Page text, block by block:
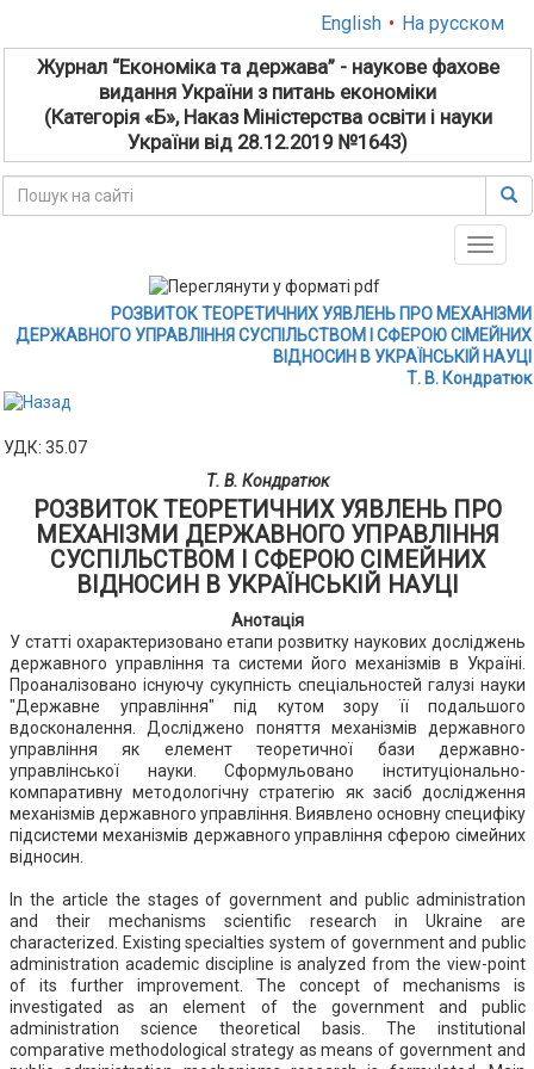
English • На русском
Журнал “Економіка та держава” - наукове фахове
видання України з питань економіки
(Категорія «Б», Наказ Міністерства освіти і науки
України від 28.12.2019 №1643)
Toggle
РОЗВИТОК ТЕОРЕТИЧНИХ УЯВЛЕНЬ ПРО МЕХАНІЗМИ
ДЕРЖАВНОГО УПРАВЛІННЯ СУСПІЛЬСТВОМ І СФЕРОЮ СІМЕЙНИХ
ВІДНОСИН В УКРАЇНСЬКІЙ НАУЦІ
Т. В. Кондратюк
УДК: 35.07
Т. В. Кондратюк
РОЗВИТОК ТЕОРЕТИЧНИХ УЯВЛЕНЬ ПРО
МЕХАНІЗМИ ДЕРЖАВНОГО УПРАВЛІННЯ
СУСПІЛЬСТВОМ І СФЕРОЮ СІМЕЙНИХ
ВІДНОСИН В УКРАЇНСЬКІЙ НАУЦІ
Анотація
У статті охарактеризовано етапи розвитку наукових досліджень
державного управління та системи його механізмів в Україні.
Проаналізовано існуючу сукупність спеціальностей галузі науки
"Державне управління" під кутом зору її подальшого
вдосконалення. Досліджено поняття механізмів державного
управління як елемент теоретичної бази державно-
управлінської науки. Сформульовано інституціонально-
компаративну методологічну стратегію як засіб дослідження
механізмів державного управління. Виявлено основну специфіку
підсистеми механізмів державного управління сферою сімейних
відносин.
In the article the stages of government and public administration
and their mechanisms scientific research in Ukraine are
characterized. Existing specialties system of government and public
administration academic discipline is analyzed from the view-point
of its further improvement. The concept of mechanisms is
investigated as an element of the government and public
administration science theoretical basis. The institutional
comparative methodological strategy as means of government and